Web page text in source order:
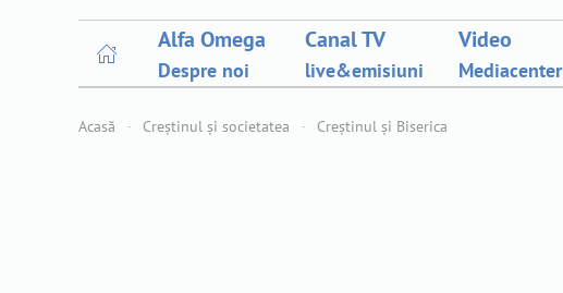
Alfa Omega
Despre noi
Canal TV
live&emisiuni
Video
Mediacenter
Acasă Creștinul și societatea Creștinul și Biserica